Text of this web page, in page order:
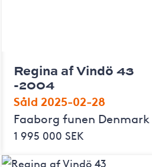
Regina af Vindö 43
-2004
Såld 2025-02-28
Faaborg funen Denmark
1 995 000 SEK